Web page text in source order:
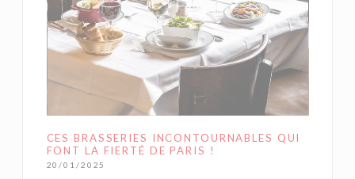
CES BRASSERIES INCONTOURNABLES QUI
FONT LA FIERTÉ DE PARIS !
20/01/2025